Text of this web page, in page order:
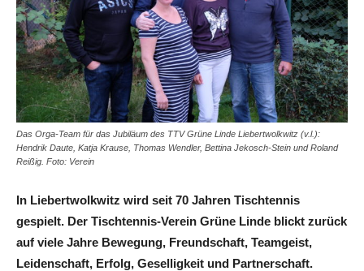
Das Orga-Team für das Jubiläum des TTV Grüne Linde Liebertwolkwitz (v.l.):
Hendrik Daute, Katja Krause, Thomas Wendler, Bettina Jekosch-Stein und Roland
Reißig. Foto: Verein
In Liebertwolkwitz wird seit 70 Jahren Tischtennis
gespielt. Der Tischtennis-Verein Grüne Linde blickt zurück
auf viele Jahre Bewegung, Freundschaft, Teamgeist,
Leidenschaft, Erfolg, Geselligkeit und Partnerschaft.